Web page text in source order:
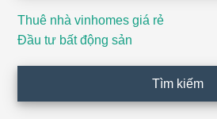
Thuê nhà vinhomes giá rẻ
Đầu tư bất động sản
Tìm kiếm